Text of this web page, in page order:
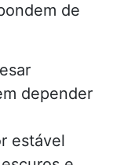
de
depender
estável